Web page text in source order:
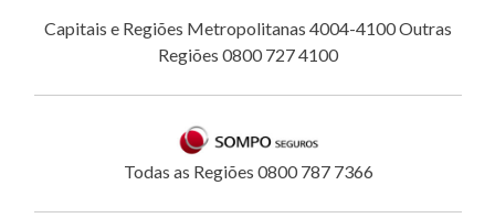
Capitais e Regiões Metropolitanas 4004-4100 Outras
Regiões 0800 727 4100
Todas as Regiões 0800 787 7366